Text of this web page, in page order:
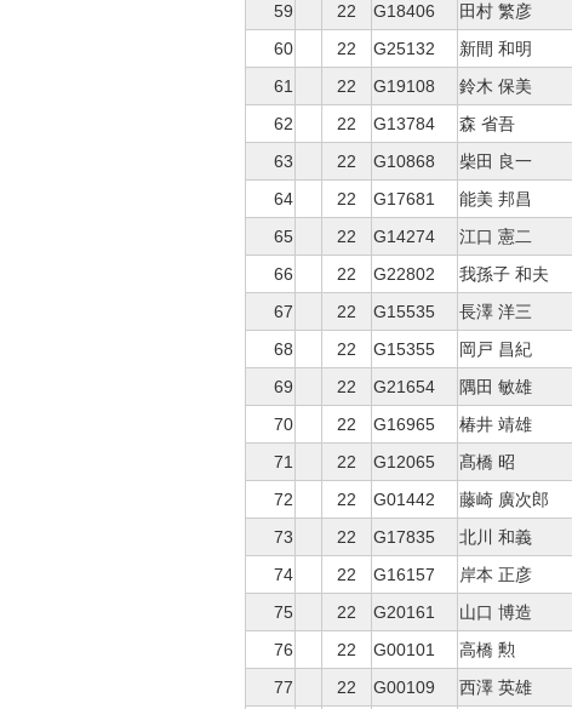
59
22 G18406 田村 繁彦
60
22 G25132 新間 和明
61
22 G19108 鈴木 保美
62
22 G13784 森 省吾
63
22 G10868 柴田 良一
64
22 G17681 能美 邦昌
65
22 G14274 江口 憲二
66
22 G22802 我孫子 和夫
67
22 G15535 長澤 洋三
68
22 G15355 岡戸 昌紀
69
22 G21654 隅田 敏雄
70
22 G16965 椿井 靖雄
71
22 G12065 髙橋 昭
72
22 G01442 藤崎 廣次郎
73
22 G17835 北川 和義
74
22 G16157 岸本 正彦
75
22 G20161 山口 博造
76
22 G00101 高橋 勲
77
22 G00109 西澤 英雄